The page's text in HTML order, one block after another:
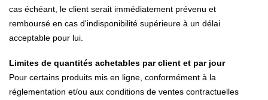
cas échéant, le client serait immédiatement prévenu et
remboursé en cas d'indisponibilité supérieure à un délai
acceptable pour lui.
Limites de quantités achetables par client et par jour
Pour certains produits mis en ligne, conformément à la
réglementation et/ou aux conditions de ventes contractuelles